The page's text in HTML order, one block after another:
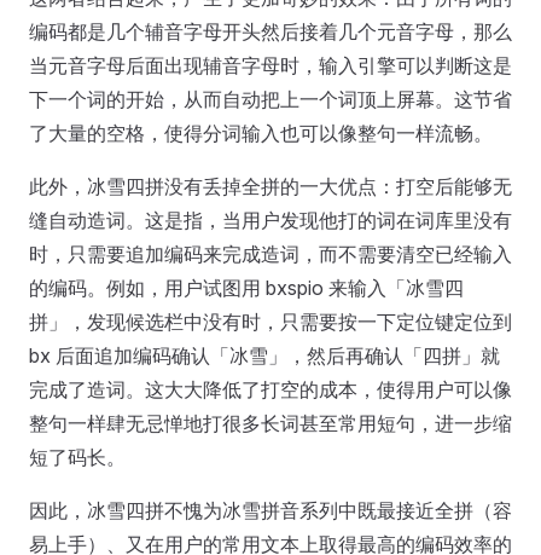
编码都是几个辅音字母开头然后接着几个元音字母，那么
当元音字母后面出现辅音字母时，输入引擎可以判断这是
下一个词的开始，从而自动把上一个词顶上屏幕。这节省
了大量的空格，使得分词输入也可以像整句一样流畅。
此外，冰雪四拼没有丢掉全拼的一大优点：打空后能够无
缝自动造词。这是指，当用户发现他打的词在词库里没有
时，只需要追加编码来完成造词，而不需要清空已经输入
的编码。例如，用户试图用 bxspio 来输入「冰雪四
拼」，发现候选栏中没有时，只需要按一下定位键定位到
bx 后面追加编码确认「冰雪」，然后再确认「四拼」就
完成了造词。这大大降低了打空的成本，使得用户可以像
整句一样肆无忌惮地打很多长词甚至常用短句，进一步缩
短了码长。
因此，冰雪四拼不愧为冰雪拼音系列中既最接近全拼（容
易上手）、又在用户的常用文本上取得最高的编码效率的